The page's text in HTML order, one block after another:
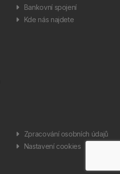
Bankovní spojení
Kde nás najdete
Zpracování osobních údajů
Nastavení cookies